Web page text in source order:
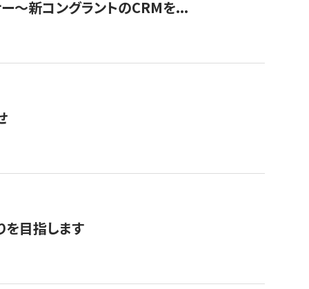
ー〜新コングラントのCRMを...
を目指します